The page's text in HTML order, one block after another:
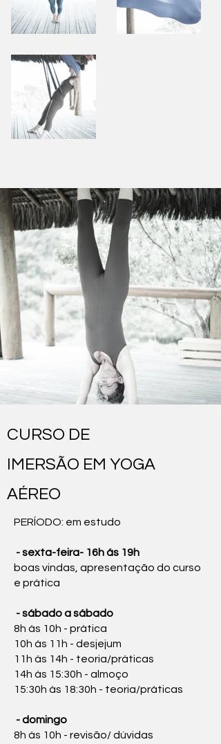
CURSO DE
IMERSÃO EM YOGA
AÉREO
PERÍODO: em estudo
- sexta-feira- 16h ás 19h
boas vindas, apresentação do curso
e prática
- sábado a sábado
8h ás 10h - prática
10h ás 11h - desjejum
11h ás 14h - teoria/práticas
14h ás 15:30h - almoço
15:30h ás 18:30h - teoria/práticas
- domingo
8h ás 10h - revisão/ dúvidas